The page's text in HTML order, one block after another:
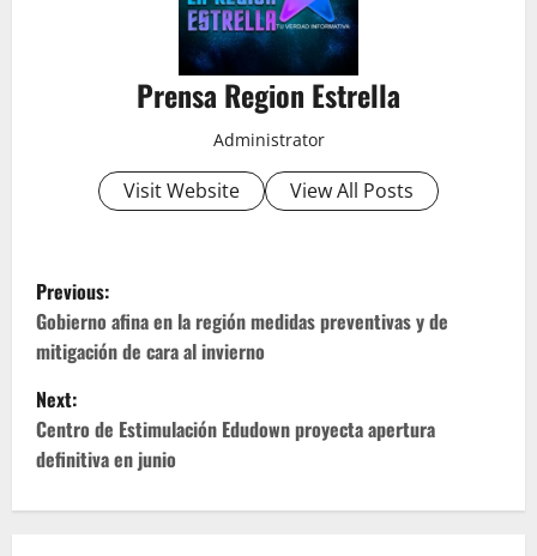
Prensa Region Estrella
Administrator
Visit Website View All Posts
P
o
s
t
n
Previous:
Gobierno afina en la región medidas preventivas y de
mitigación de cara al invierno
Next:
Centro de Estimulación Edudown proyecta apertura
definitiva en junio